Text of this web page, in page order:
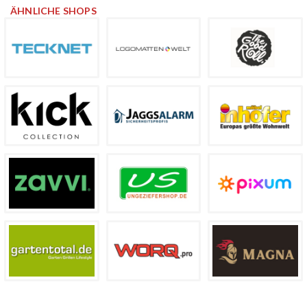
ÄHNLICHE SHOPS